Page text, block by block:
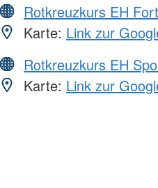
Rotkreuzkurs EH
Karte: Link zur
Rotkreuzkurs EH
Karte: Link zur